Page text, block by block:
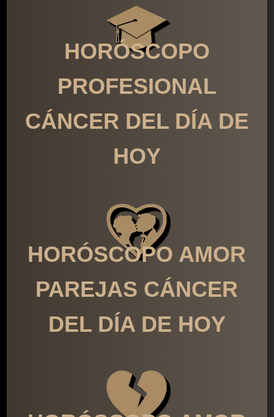
HORÓSCOPO
PROFESIONAL
CÁNCER DEL DÍA DE
HOY
HORÓSCOPO AMOR
PAREJAS CÁNCER
DEL DÍA DE HOY